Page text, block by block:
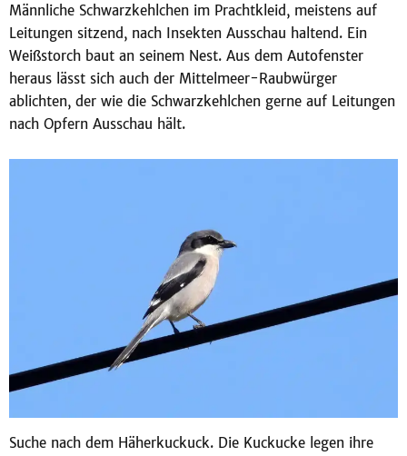
Männliche Schwarzkehlchen im Prachtkleid, meistens auf
Leitungen sitzend, nach Insekten Ausschau haltend. Ein
Weißstorch baut an seinem Nest. Aus dem Autofenster
heraus lässt sich auch der Mittelmeer-Raubwürger
ablichten, der wie die Schwarzkehlchen gerne auf Leitungen
nach Opfern Ausschau hält.
Suche nach dem Häherkuckuck. Die Kuckucke legen ihre